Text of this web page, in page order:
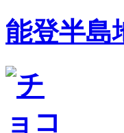
能登半